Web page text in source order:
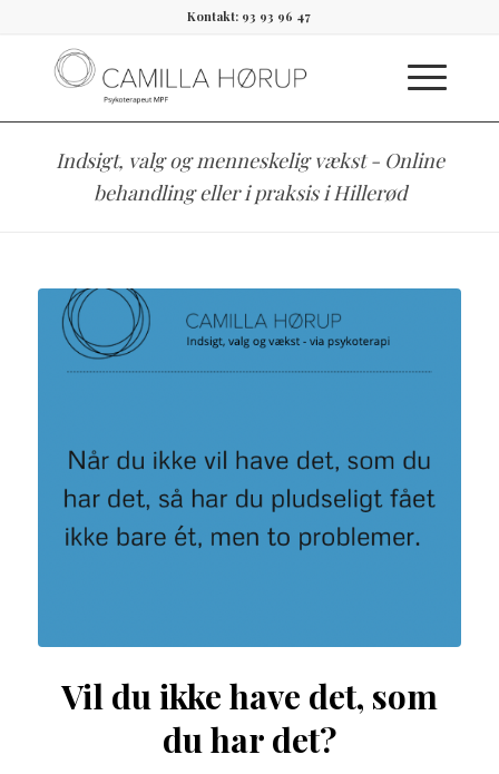
Kontakt: 93 93 96 47
Indsigt, valg og menneskelig vækst - Online
behandling eller i praksis i Hillerød
Vil du ikke have det, som
du har det?